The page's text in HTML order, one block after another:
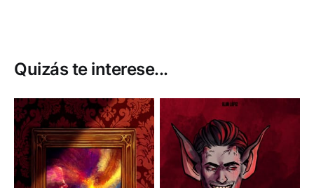
Quizás te interese...